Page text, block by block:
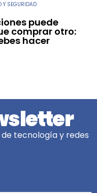
Y SEGURIDAD
puede
comprar otro:
hacer
tecnología y redes